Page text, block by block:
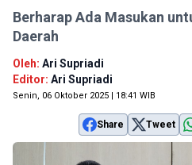
Berharap Ada Masukan
Daerah
Oleh: Ari Supriadi
Editor: Ari Supriadi
Senin, 06 Oktober 2025 | 18:41 WIB
Share Tweet